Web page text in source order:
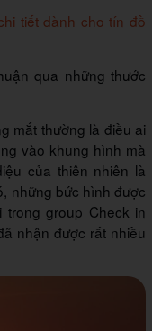
tiết dành cho tín đồ
qua những thước
mắt thường là điều ai
vào khung hình mà
của thiên nhiên là
những bức hình được
trong group Check in
nhận được rất nhiều